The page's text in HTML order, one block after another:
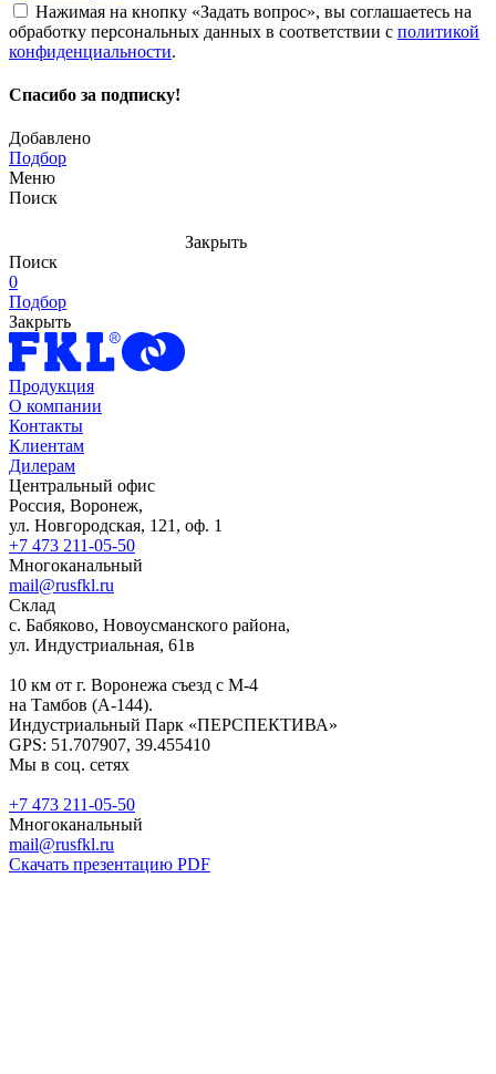
Нажимая на кнопку «Задать вопрос», вы соглашаетесь на
обработку персональных данных в соответствии с политикой
конфиденциальности.
Спасибо за подписку!
Добавлено
Подбор
Меню
Поиск
Закрыть
Поиск
0
Подбор
Закрыть
Продукция
О компании
Контакты
Клиентам
Дилерам
Центральный офис
Россия, Воронеж,
ул. Новгородская, 121, оф. 1
+7 473 211-05-50
Многоканальный
mail@rusfkl.ru
Склад
с. Бабяково, Новоусманского района,
ул. Индустриальная, 61в
10 км от г. Воронежа съезд с М-4
на Тамбов (А-144).
Индустриальный Парк «ПЕРСПЕКТИВА»
GPS: 51.707907, 39.455410
Мы в соц. сетях
+7 473 211-05-50
Многоканальный
mail@rusfkl.ru
Скачать презентацию PDF